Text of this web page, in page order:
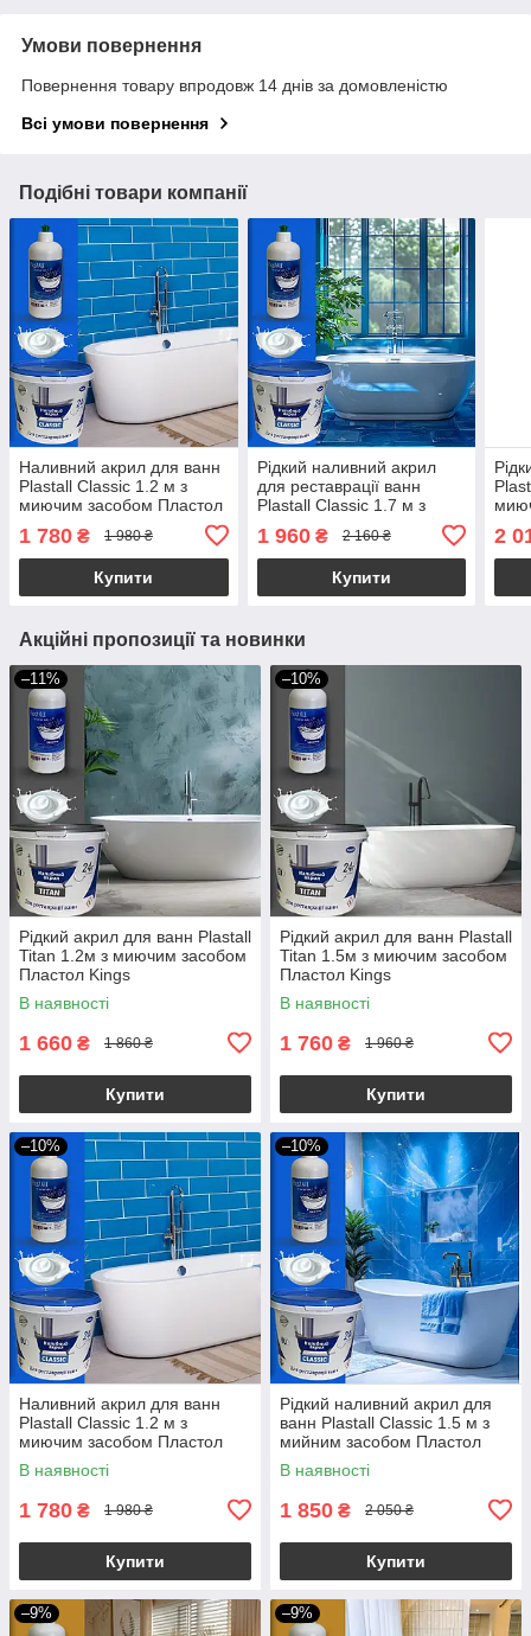
Умови повернення
Повернення товару впродовж 14 днів за домовленістю
Всі умови повернення
Подібні товари компанії
Наливний акрил для ванн
Plastall Classic 1.2 м з
миючим засобом Пластол
1 780 ₴ 1 980 ₴
Купити
Рідкий наливний акрил
для реставрації ванн
Plastall Classic 1.7 м з
миючим засобом Пластол
Kings
1 960₴ 2 160 ₴
Купити
2
Акційні пропозиції та новинки
–11%
Рідкий акрил для ванн Plastall
Titan 1.2м з миючим засобом
Пластол Kings
В наявності
1 660 ₴ 1 860 ₴
Купити
–10%
Рідкий акрил для ванн Plastall
Titan 1.5м з миючим засобом
Пластол Kings
В наявності
1 760 ₴ 1 960 ₴
Купити
–10%
Наливний акрил для ванн
Plastall Classic 1.2 м з
миючим засобом Пластол
Kings
В наявності
1 780 ₴ 1 980 ₴
Купити
–10%
Рідкий наливний акрил для
ванн Plastall Classic 1.5 м з
мийним засобом Пластол
Kings
В наявності
1 850 ₴ 2 050 ₴
Купити
–9% –9%